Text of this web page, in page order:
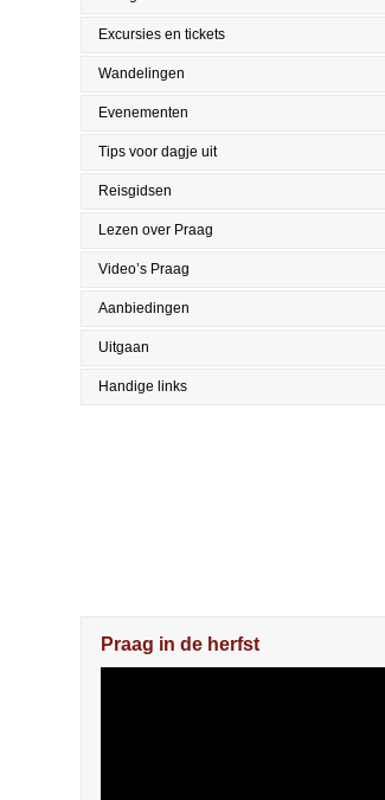
Excursies en tickets
Wandelingen
Evenementen
Tips voor dagje uit
Reisgidsen
Lezen over Praag
Video’s Praag
Aanbiedingen
Uitgaan
Handige links
Praag in de herfst